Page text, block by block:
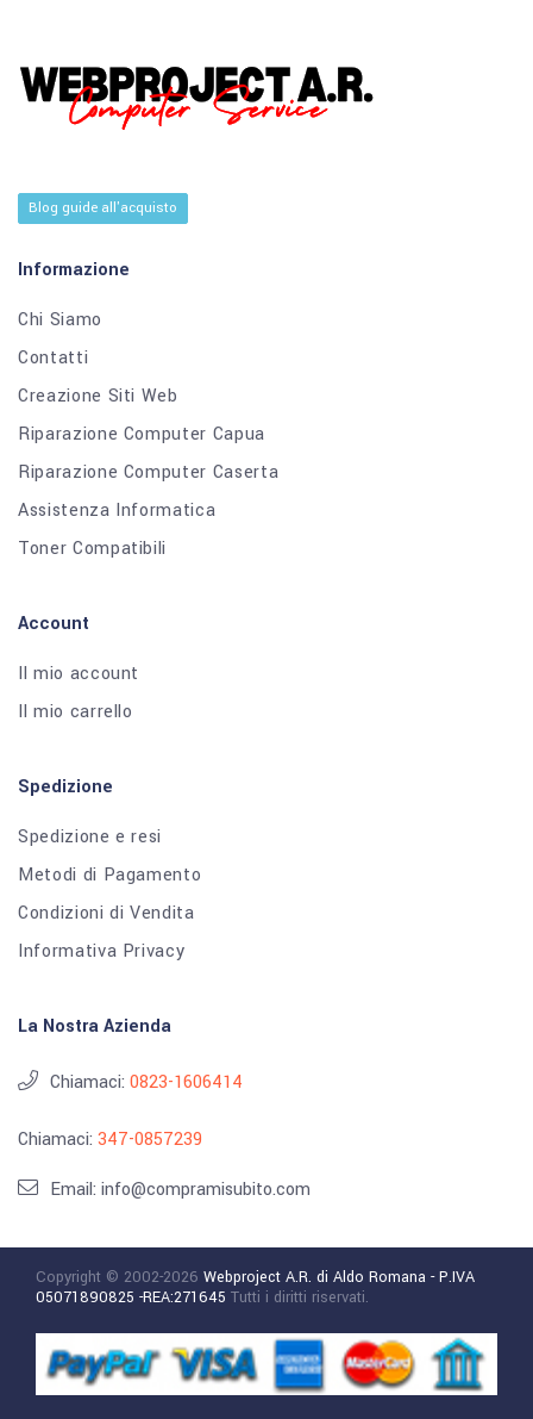
Blog guide all'acquisto
Informazione
Chi Siamo
Contatti
Creazione Siti Web
Riparazione Computer Capua
Riparazione Computer Caserta
Assistenza Informatica
Toner Compatibili
Account
Il mio account
Il mio carrello
Spedizione
Spedizione e resi
Metodi di Pagamento
Condizioni di Vendita
Informativa Privacy
La Nostra Azienda
Chiamaci: 0823-1606414
Chiamaci: 347-0857239
Email: info@compramisubito.com
Copyright © 2002-2026 Webproject A.R. di Aldo Romana - P.IVA
05071890825 -REA:271645 Tutti i diritti riservati.